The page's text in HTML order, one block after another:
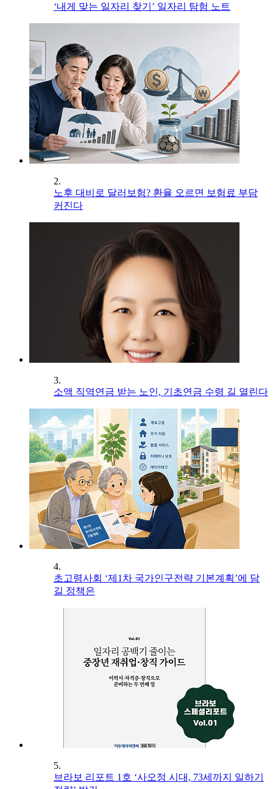
‘내게 맞는 일자리 찾기’ 일자리 탐험 노트
2.
노후 대비로 달러보험? 환율 오르면 보험료 부담
커진다
3.
소액 직역연금 받는 노인, 기초연금 수령 길 열린다
4.
초고령사회 ‘제1차 국가인구전략 기본계획’에 담
길 정책은
5.
브라보 리포트 1호 ‘사오정 시대, 73세까지 일하기